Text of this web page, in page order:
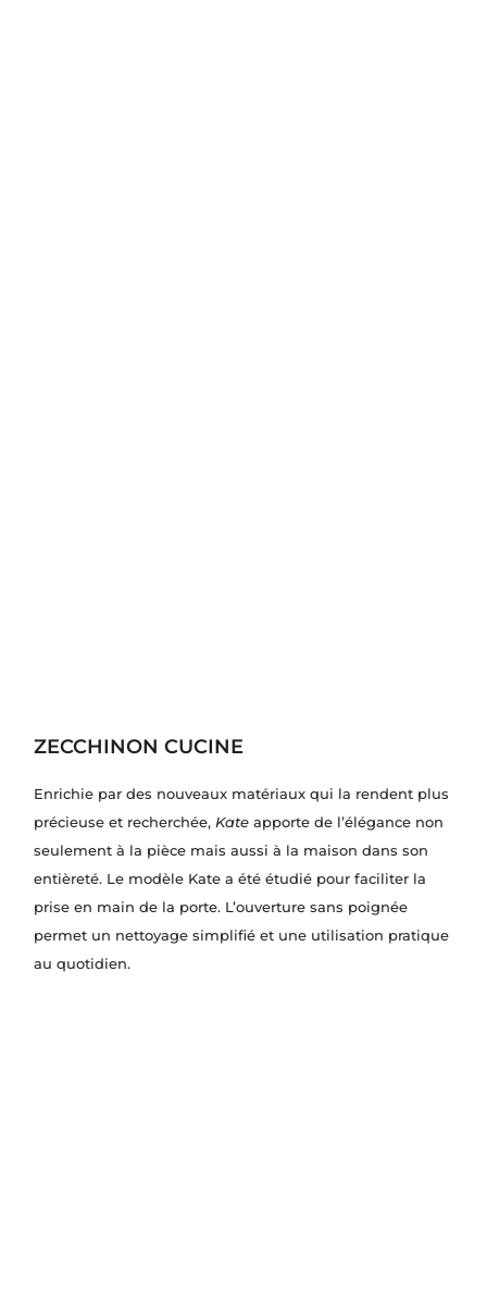
ZECCHINON CUCINE
Enrichie par des nouveaux matériaux qui la rendent plus
précieuse et recherchée, Kate apporte de l’élégance non
seulement à la pièce mais aussi à la maison dans son
entièreté. Le modèle Kate a été étudié pour faciliter la
prise en main de la porte. L’ouverture sans poignée
permet un nettoyage simplifié et une utilisation pratique
au quotidien.